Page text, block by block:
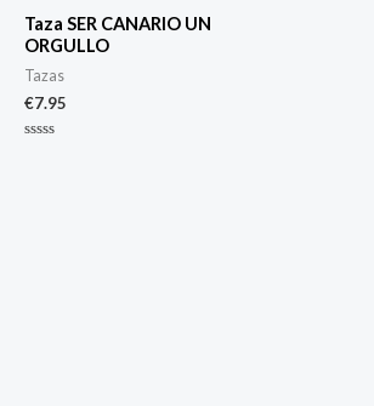
Taza SER CANARIO UN
ORGULLO
Tazas
€7.95